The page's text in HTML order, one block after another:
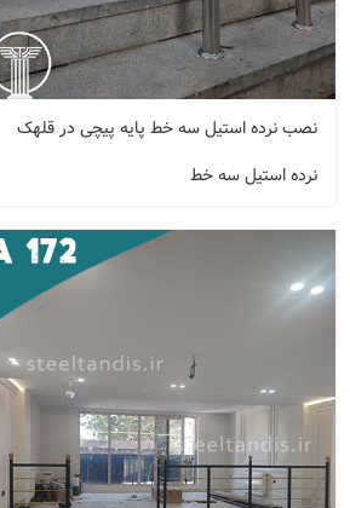
نصب نرده استیل سه خط پایه پیچی در قلهک
نرده استیل سه خط